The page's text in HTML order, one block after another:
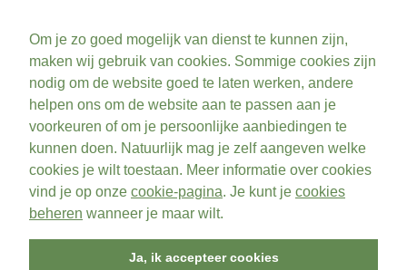
Om je zo goed mogelijk van dienst te kunnen zijn,
maken wij gebruik van cookies. Sommige cookies zijn
nodig om de website goed te laten werken, andere
helpen ons om de website aan te passen aan je
voorkeuren of om je persoonlijke aanbiedingen te
kunnen doen. Natuurlijk mag je zelf aangeven welke
cookies je wilt toestaan. Meer informatie over cookies
vind je op onze cookie-pagina. Je kunt je cookies
beheren wanneer je maar wilt.
Ja, ik accepteer cookies